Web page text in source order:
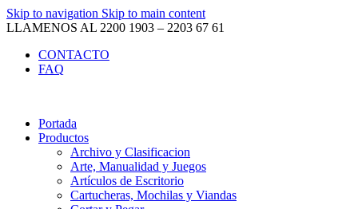
Skip to navigation Skip to main content
LLAMENOS AL 2200 1903 – 2203 67 61
CONTACTO
FAQ
Portada
Productos
Archivo y Clasificacion
Arte, Manualidad y Juegos
Artículos de Escritorio
Cartucheras, Mochilas y Viandas